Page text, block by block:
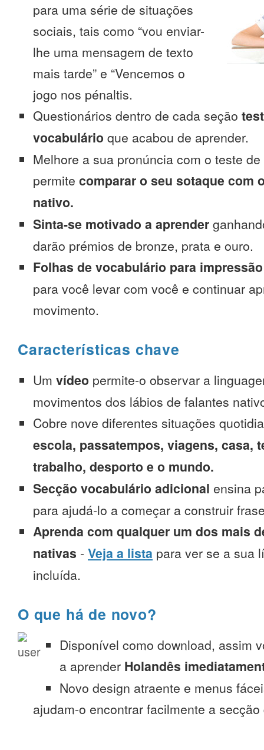
para uma série de situações
sociais, tais como “vou enviar-
lhe uma mensagem de texto
mais tarde” e “Vencemos o
jogo nos pénaltis.
Questionários dentro de cada seção
vocabulário que acabou de aprender.
Melhore a sua pronúncia com o teste
permite comparar o seu sotaque com
nativo.
Sinta-se motivado a aprender
darão prémios de bronze, prata e ouro.
Folhas de vocabulário para impressão
para você levar com você e continuar
movimento.
Características chave
Um vídeo permite-o observar a
movimentos dos lábios de falantes
Cobre nove diferentes situações
escola, passatempos, viagens, casa,
trabalho, desporto e o mundo.
Secção vocabulário adicional ensina
para ajudá-lo a começar a construir
Aprenda com qualquer um dos mais
nativas - Veja a lista para ver se a sua
incluída.
O que há de novo?
Disponível como download, assim
a aprender Holandês
Novo design atraente e menus
ajudam-o encontrar facilmente a